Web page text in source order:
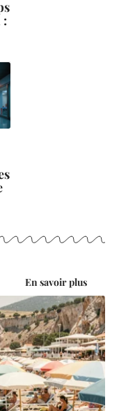
:
En savoir plus